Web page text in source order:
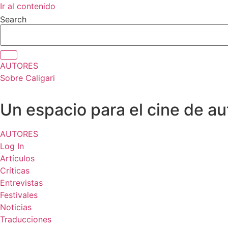
Ir al contenido
Search
AUTORES
Sobre Caligari
Un espacio para el cine de
AUTORES
Log In
Artículos
Críticas
Entrevistas
Festivales
Noticias
Traducciones